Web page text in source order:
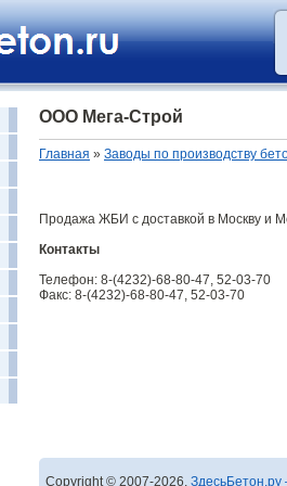
ООО Мега-Строй
Главная » Заводы по производству
Продажа ЖБИ с доставкой в Москву и
Контакты
Телефон: 8-(4232)-68-80-47, 52-03-70
Факс: 8-(4232)-68-80-47, 52-03-70
Copyright © 2007-2026,